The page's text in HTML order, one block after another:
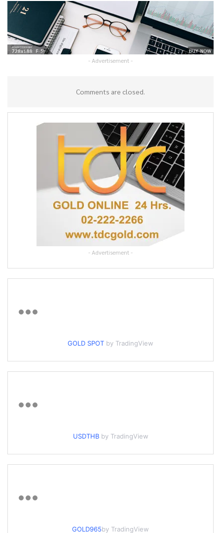
- Advertisement -
Comments are closed.
- Advertisement -
GOLD SPOT by TradingView
USDTHB by TradingView
GOLD965by TradingView